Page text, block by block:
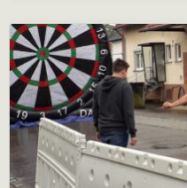
SARS-
CoV-
2
/